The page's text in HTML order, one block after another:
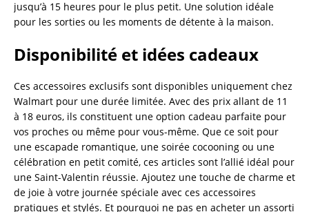
jusqu’à 15 heures pour le plus petit. Une solution idéale
pour les sorties ou les moments de détente à la maison.
Disponibilité et idées cadeaux
Ces accessoires exclusifs sont disponibles uniquement chez
Walmart pour une durée limitée. Avec des prix allant de 11
à 18 euros, ils constituent une option cadeau parfaite pour
vos proches ou même pour vous-même. Que ce soit pour
une escapade romantique, une soirée cocooning ou une
célébration en petit comité, ces articles sont l’allié idéal pour
une Saint-Valentin réussie. Ajoutez une touche de charme et
de joie à votre journée spéciale avec ces accessoires
pratiques et stylés. Et pourquoi ne pas en acheter un assorti